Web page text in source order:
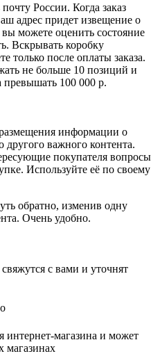
России. Когда заказ
адрес придет извещение о
можете оценить состояние
Вскрывать коробку
только после оплаты заказа.
не больше 10 позиций и
превышать 100 000 р.
информации о
другого важного контента.
покупателя вопросы
Используйте её по своему
обратно, изменив одну
Очень удобно.
с вами и уточнят
интернет-магазина и может
магазинах